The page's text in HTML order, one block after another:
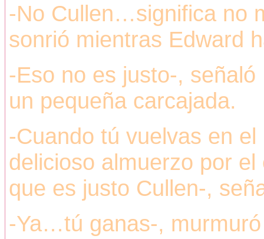
-No Cullen…significa no
sonrió mientras Edward
-Eso no es justo-,
un pequeña carcajada.
-Cuando tú vuelvas en
delicioso almuerzo por
que es justo Cullen-,
-Ya…tú ganas-,